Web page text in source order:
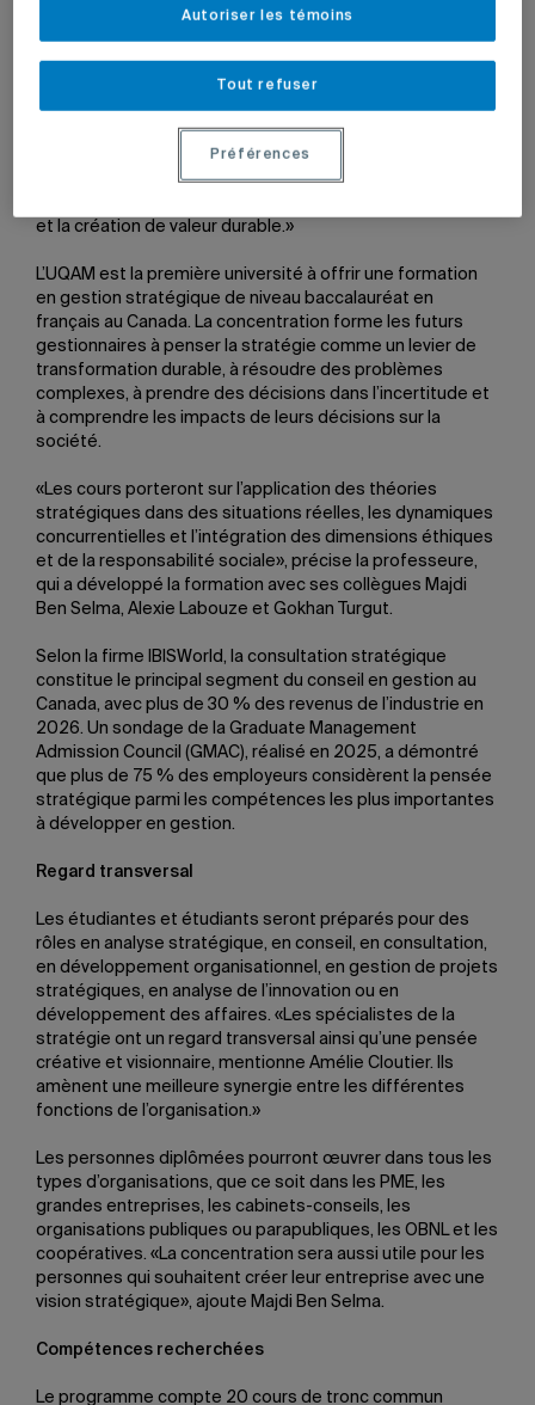
concentration en gestion stratégique. «Les organisations
évoluent dans un environnement marqué par des défis
majeurs, comme les changements climatiques, les
transformations technologiques, l’intelligence artificielle
et la transition vers l’économie du savoir, mentionne
Amélie Cloutier, professeure au Département de
stratégie, responsabilité sociale et environnementale.
Face à ces défis, la stratégie corporative constitue un
et la création de valeur durable.»
L’UQAM est la première université à offrir une formation
en gestion stratégique de niveau baccalauréat en
français au Canada. La concentration forme les futurs
gestionnaires à penser la stratégie comme un levier de
transformation durable, à résoudre des problèmes
complexes, à prendre des décisions dans l’incertitude et
à comprendre les impacts de leurs décisions sur la
société.
«Les cours porteront sur l’application des théories
stratégiques dans des situations réelles, les dynamiques
concurrentielles et l’intégration des dimensions éthiques
et de la responsabilité sociale», précise la professeure,
qui a développé la formation avec ses collègues Majdi
Ben Selma, Alexie Labouze et Gokhan Turgut.
Selon la firme IBISWorld, la consultation stratégique
constitue le principal segment du conseil en gestion au
Canada, avec plus de 30 % des revenus de l’industrie en
2026. Un sondage de la Graduate Management
Admission Council (GMAC), réalisé en 2025, a démontré
que plus de 75 % des employeurs considèrent la pensée
stratégique parmi les compétences les plus importantes
à développer en gestion.
Regard transversal
Les étudiantes et étudiants seront préparés pour des
rôles en analyse stratégique, en conseil, en consultation,
en développement organisationnel, en gestion de projets
stratégiques, en analyse de l’innovation ou en
développement des affaires. «Les spécialistes de la
stratégie ont un regard transversal ainsi qu’une pensée
créative et visionnaire, mentionne Amélie Cloutier. Ils
amènent une meilleure synergie entre les différentes
fonctions de l’organisation.»
Les personnes diplômées pourront œuvrer dans tous les
types d’organisations, que ce soit dans les PME, les
grandes entreprises, les cabinets-conseils, les
organisations publiques ou parapubliques, les OBNL et les
coopératives. «La concentration sera aussi utile pour les
personnes qui souhaitent créer leur entreprise avec une
vision stratégique», ajoute Majdi Ben Selma.
Compétences recherchées
Le programme compte 20 cours de tronc commun
Tout refuser
Autoriser les témoins
Préférences